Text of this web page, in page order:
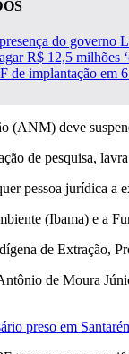
do governo
R$ 12,5 milhões
de implantação em
(ANM) deve
de pesquisa,
pessoa jurídica a
(Ibama) e a
de Extração,
de Moura
preso em